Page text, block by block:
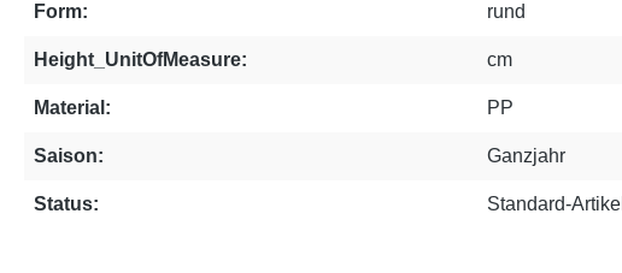
Form: rund
Height_UnitOfMeasure: cm
Material: PP
Saison: Ganzjahr
Status: Standard-Artikel